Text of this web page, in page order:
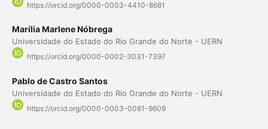
https://orcid.org/0000-0003-4410-8681
Marília Marlene Nóbrega
Universidade do Estado do Rio Grande do Norte - UERN
https://orcid.org/0000-0002-3031-7397
Pablo de Castro Santos
Universidade do Estado do Rio Grande do Norte - UERN
https://orcid.org/0000-0003-0081-9609